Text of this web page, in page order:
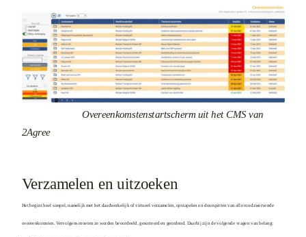
Overeenkomstenstartscherm uit het CMS van
2Agree
Verzamelen en uitzoeken
Het begint heel simpel, namelijk met het daadwerkelijk of virtueel verzamelen, opstapelen en doorspitten van alle rondzwervende
overeenkomsten. Vervolgens moeten ze worden beoordeeld, gesorteerd en geordend. Daarbij zijn de volgende vragen van belang: